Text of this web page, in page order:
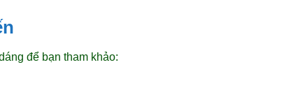
để bạn tham khảo: